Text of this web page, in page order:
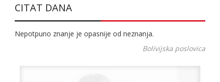
CITAT DANA
Nepotpuno znanje je opasnije od neznanja.
Bolivijska poslovica